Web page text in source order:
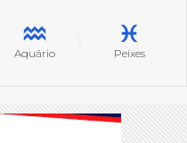
Aquário Peixes